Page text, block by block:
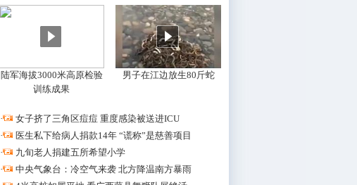
陆军海拔3000米高原检验
训练成果
男子在江边放生80斤蛇
·
女子挤了三角区痘痘 重度感染被送进ICU
·
医生私下给病人捐款14年 “谎称”是慈善项目
·
九旬老人捐建五所希望小学
·
中央气象台：冷空气来袭 北方降温南方暴雨